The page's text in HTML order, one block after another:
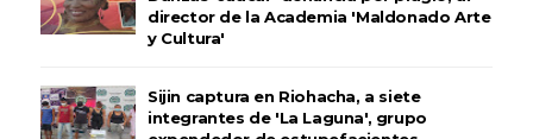
director de la Academia 'Maldonado Arte
y Cultura'
Sijin captura en Riohacha, a siete
integrantes de 'La Laguna', grupo